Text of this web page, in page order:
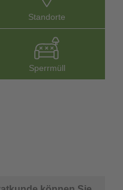
Stand­orte
Sperr­müll